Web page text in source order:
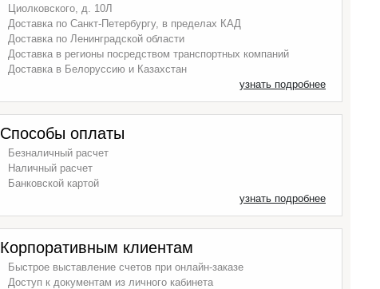
Циолковского, д. 10Л
Доставка по Санкт-Петербургу, в пределах КАД
Доставка по Ленинградской области
Доставка в регионы посредством транспортных компаний
Доставка в Белоруссию и Казахстан
узнать подробнее
Способы оплаты
Безналичный расчет
Наличный расчет
Банковской картой
узнать подробнее
Корпоративным клиентам
Быстрое выставление счетов при онлайн-заказе
Доступ к документам из личного кабинета